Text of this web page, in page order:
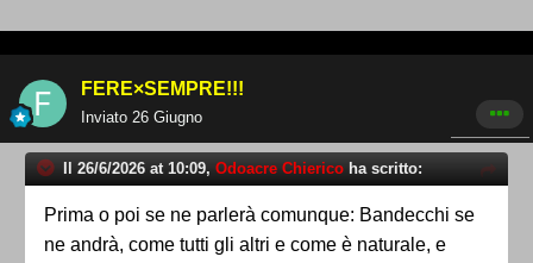
FERE×SEMPRE!!!
Inviato 26 Giugno
Il 26/6/2026 at 10:09, Odoacre Chierico ha scritto:
Prima o poi se ne parlerà comunque: Bandecchi se
ne andrà, come tutti gli altri e come è naturale, e